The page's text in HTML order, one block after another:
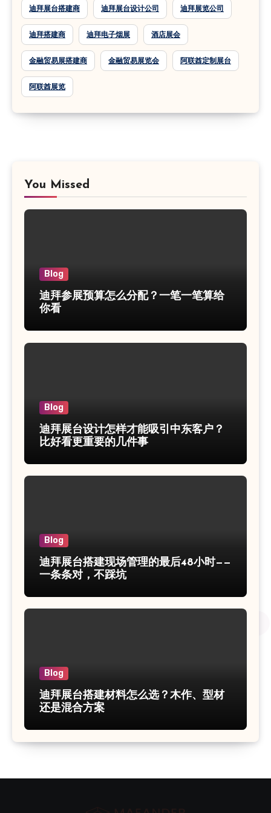
迪拜展台搭建商 迪拜展台设计公司 迪拜展览公司
迪拜搭建商 迪拜电子烟展 酒店展会
金融贸易展搭建商 金融贸易展览会 阿联酋定制展台
阿联酋展览
You Missed
Blog
迪拜参展预算怎么分配？一笔一笔算给
你看
Blog
迪拜展台设计怎样才能吸引中东客户？
比好看更重要的几件事
Blog
迪拜展台搭建现场管理的最后48小时——
一条条对，不踩坑
Blog
迪拜展台搭建材料怎么选？木作、型材
还是混合方案